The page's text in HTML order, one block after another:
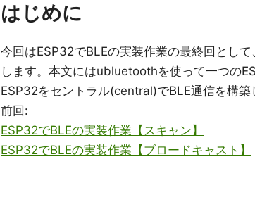
はじめに
今回はESP32でBLEの実装作業の最終回とし
します。本文にはubluetoothを使って一つの
ESP32をセントラル(central)でBLE通信を構築
前回:
ESP32でBLEの実装作業【スキャン】
ESP32でBLEの実装作業【ブロードキャスト】